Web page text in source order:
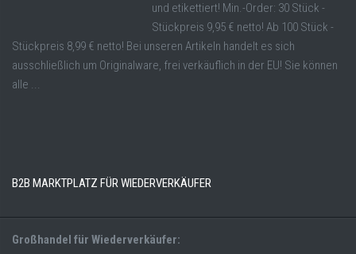
und etikettiert! Min.-Order: 30 Stück -
Stückpreis 9,95 € netto! Ab 100 Stück -
Stückpreis 8,99 € netto! Bei unseren Artikeln handelt es sich
ausschließlich um Originalware, frei verkäuflich in der EU! Sie können
alle ...
B2B MARKTPLATZ FÜR WIEDERVERKÄUFER
Großhandel für Wiederverkäufer: